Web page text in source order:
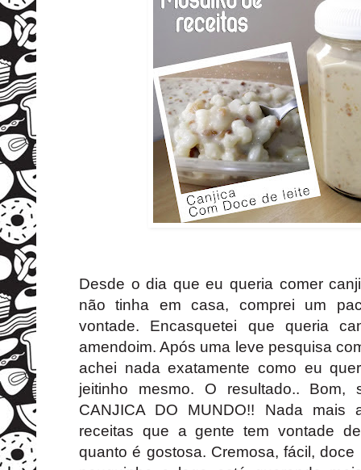
Desde o dia que eu queria comer
não tinha em casa, comprei um
vontade. Encasquetei que queria
amendoim. Após uma leve pesquisa
achei nada exatamente como eu
jeitinho mesmo. O resultado.. Bom,
CANJICA DO MUNDO!! Nada
receitas que a gente tem vontade
quanto é gostosa. Cremosa, fácil,